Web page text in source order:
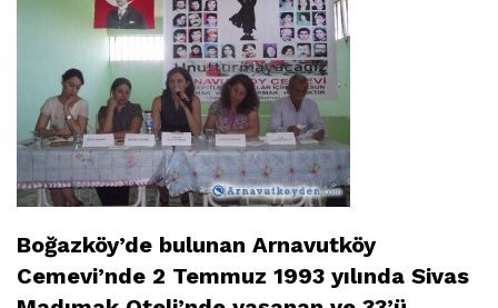
Boğazköy’de bulunan Arnavutköy
Cemevi’nde 2 Temmuz 1993 yılında Sivas